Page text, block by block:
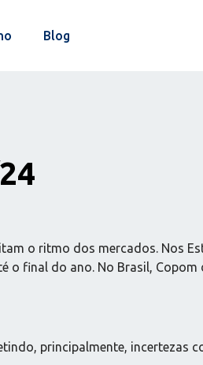
Blog
o ritmo dos mercados. Nos
final do ano. No Brasil,
principalmente, incertezas